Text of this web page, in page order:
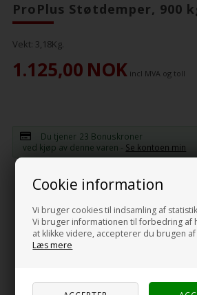
Cookie information
Vi bruger cookies til indsamling af
Vi bruger informationen til forbedring af
at klikke videre, accepterer du brugen af
Læs mere
ProPlus Støtdemper, 900
Vekt: 3,18Kg.
1.125,00 NOK incl MVA og toll
Du tjener 23 Bonuskroner
ved kjøp av denne varen - Se kontoen min
ProPlus Støtdemper, 900 kg, 2 stk.